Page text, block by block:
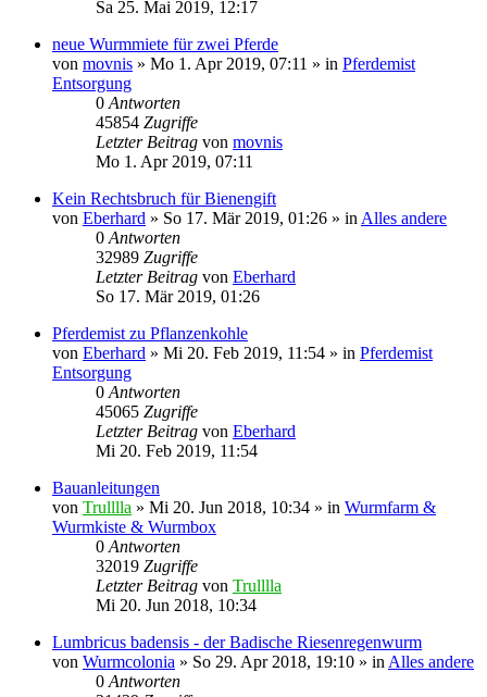
Sa 25. Mai 2019, 12:17
neue Wurmmiete für zwei Pferde
von movnis » Mo 1. Apr 2019, 07:11 » in Pferdemist
Entsorgung
0 Antworten
45854 Zugriffe
Letzter Beitrag von movnis
Mo 1. Apr 2019, 07:11
Kein Rechtsbruch für Bienengift
von Eberhard » So 17. Mär 2019, 01:26 » in Alles andere
0 Antworten
32989 Zugriffe
Letzter Beitrag von Eberhard
So 17. Mär 2019, 01:26
Pferdemist zu Pflanzenkohle
von Eberhard » Mi 20. Feb 2019, 11:54 » in Pferdemist
Entsorgung
0 Antworten
45065 Zugriffe
Letzter Beitrag von Eberhard
Mi 20. Feb 2019, 11:54
Bauanleitungen
von Trulllla » Mi 20. Jun 2018, 10:34 » in Wurmfarm &
Wurmkiste & Wurmbox
0 Antworten
32019 Zugriffe
Letzter Beitrag von Trulllla
Mi 20. Jun 2018, 10:34
Lumbricus badensis - der Badische Riesenregenwurm
von Wurmcolonia » So 29. Apr 2018, 19:10 » in Alles andere
0 Antworten